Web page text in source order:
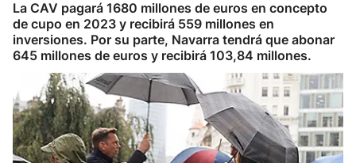
La CAV pagará 1680 millones de euros en concepto
de cupo en 2023 y recibirá 559 millones en
inversiones. Por su parte, Navarra tendrá que abonar
645 millones de euros y recibirá 103,84 millones.